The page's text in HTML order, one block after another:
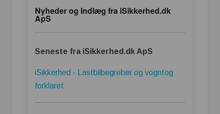
Nyheder og Indlæg fra iSikkerhed.dk
ApS
Seneste fra iSikkerhed.dk ApS
iSikkerhed - Lastbilbegreber og vogntog
forklaret